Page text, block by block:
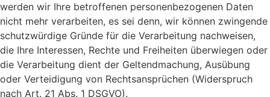
werden wir Ihre betroffenen personenbezogenen Daten
nicht mehr verarbeiten, es sei denn, wir können zwingende
schutzwürdige Gründe für die Verarbeitung nachweisen,
die Ihre Interessen, Rechte und Freiheiten überwiegen oder
die Verarbeitung dient der Geltendmachung, Ausübung
oder Verteidigung von Rechtsansprüchen (Widerspruch
nach Art. 21 Abs. 1 DSGVO).